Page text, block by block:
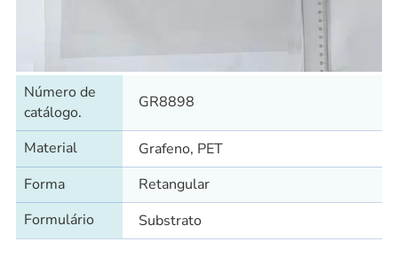
Número de
catálogo.
GR8898
Material
Grafeno, PET
Forma
Retangular
Formulário
Substrato